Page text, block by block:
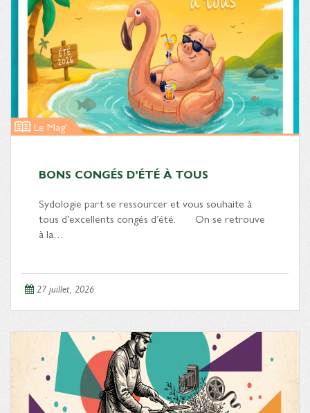
Le Mag'
BONS CONGÉS D’ÉTÉ À TOUS
Sydologie part se ressourcer et vous souhaite à
tous d’excellents congés d’été. On se retrouve
à la…
27 juillet, 2026